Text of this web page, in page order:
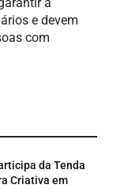
e devem
com
da Tenda
Criativa em